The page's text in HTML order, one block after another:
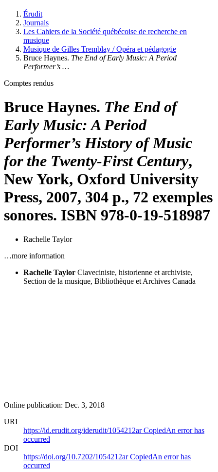
Érudit
Journals
Les Cahiers de la Société québécoise de recherche en
musique
Musique de Gilles Tremblay / Opéra et pédagogie
Bruce Haynes. The End of Early Music: A Period
Performer’s …
Comptes rendus
Bruce Haynes. The End of
Early Music: A Period
Performer’s History of Music
for the Twenty-First Century,
New York, Oxford University
Press, 2007, 304 p., 72 exemples
sonores. ISBN 978-0-19-518987
Rachelle Taylor
…more information
Rachelle Taylor Claveciniste, historienne et archiviste,
Section de la musique, Bibliothèque et Archives Canada
Online publication: Dec. 3, 2018
URI
https://id.erudit.org/iderudit/1054212arCopiedAn error has
occurred
DOI
https://doi.org/10.7202/1054212arCopiedAn error has
occurred